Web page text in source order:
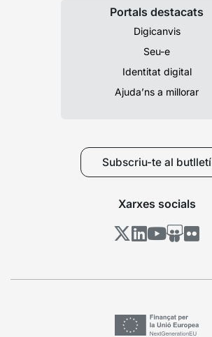
Portals destacats
Digicanvis
Seu-e
Identitat digital
Ajuda’ns a millorar
Subscriu-te al butlletí
Xarxes socials